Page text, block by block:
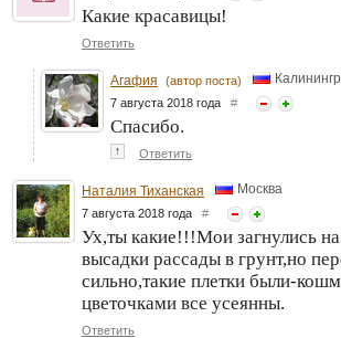
Какие красавицы!
Ответить
Агафия (автор поста)
7 августа 2018 года #
Спасибо.
↑ Ответить
Наталия Тиханская Москва
7 августа 2018 года #
Ух,ты какие!!!Мои загнулись
высадки рассады в грунт,но
сильно,такие плетки были-
цветочками все усеянны.
Ответить